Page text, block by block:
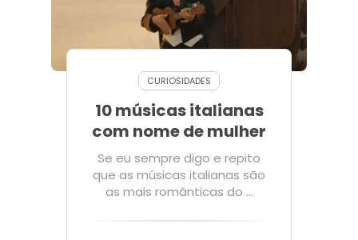
CURIOSIDADES
10 músicas italianas
com nome de mulher
Se eu sempre digo e repito
que as músicas italianas são
as mais românticas do ...